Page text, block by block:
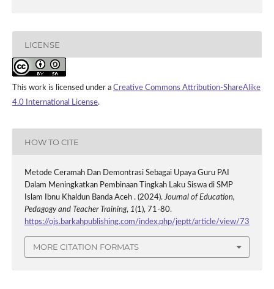
LICENSE
This work is licensed under a Creative Commons Attribution-ShareAlike
4.0 International License.
HOW TO CITE
Metode Ceramah Dan Demontrasi Sebagai Upaya Guru PAI
Dalam Meningkatkan Pembinaan Tingkah Laku Siswa di SMP
Islam Ibnu Khaldun Banda Aceh . (2024).Journal of Education,
Pedagogy and Teacher Training, 1(1), 71-80.
https://ojs.barkahpublishing.com/index.php/jeptt/article/view/73
MORE CITATION FORMATS